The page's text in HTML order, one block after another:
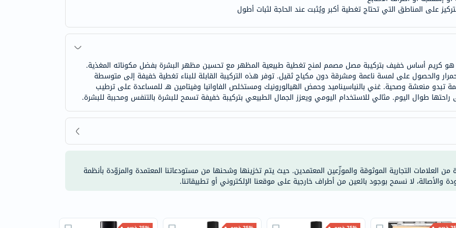
anua
neocell
uriage
planet-
paleo
egoqv
optimumnutrition
solaray
vitalproteins
optibac
على المناطق التي تحتاج تغطية أكبر ويُثبت عند الحاجة لثبات أطول
هو كريم أساس خفيف بتركيبة مصل مصمم لمنح تغطية طبيعية المظهر مع تحسين مظهر البشرة بفضل مكوناته المغذية.
والحصول على لمسة ناعمة ومشرقة دون مكياج ثقيل. توفر هذه التركيبة القابلة للبناء تغطية خفيفة إلى متوسطة
تبدو منعشة وصحية. غني بالنياسيناميد وحمض الهيالورونيك ومستخلص الفاوانيا وفيتامين هـ للمساعدة على ترطيب
طوال اليوم. مثالي للاستخدام اليومي ويعزز الجمال الطبيعي بتركيبة خفيفة تسمح للبشرة بالتنفس ومحببة للبشرة.
من العلامات التجارية الموثوقة والموزّعين المعتمدين. حيث يتم تخزينها وشحنها من مستودعاتنا المعتمدة والمزوّدة بأنظمة
والأصالة، لا نسمح بوجود بائعين من أطراف خارجية على موقعنا الإلكتروني أو تطبيقاتنا.